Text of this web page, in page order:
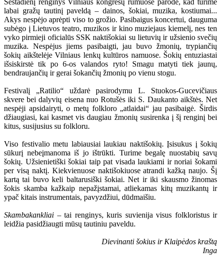
labai gražų tautinį paveldą – dainos, šokiai, muzika, kostiumai...
Akys nespėjo aprėpti viso to grožio. Pasibaigus koncertui, dauguma
subėgo į Lietuvos teatro, muzikos ir kino muziejaus kiemelį, nes ten
vyko pirmieji oficialūs SSK naktišokiai su lietuvių ir užsienio svečių
muzika. Nespėjus jiems pasibaigti, jau buvo žmonių, trypiančių
šokių aikštelėje Vilniaus lenkų kultūros namuose. Šokių entuziastai
išsiskirstė tik po 6-os valandos ryto! Smagu matyti tiek jaunų,
bendraujančių ir gerai šokančių žmonių po vienu stogu.
Festivalį „Ratilio“ uždarė pasirodymu L. Stuokos-Gucevičiaus
skvere bei dalyvių eisena nuo Rotušės iki S. Daukanto aikštės. Net
nespėji apsidairyti, o metų folkloro „atlaidai“ jau pasibaigė. Širdis
džiaugiasi, kai kasmet vis daugiau žmonių susirenka į šį renginį bei
kitus, susijusius su folkloru.
Viso festivalio metu labiausiai laukiau naktišokių. Įsisukus į šokių
sūkurį nebeįmanoma iš jo ištrūkti. Turime begalę nuostabių savų
šokių. Užsienietiški šokiai taip pat visada laukiami ir noriai šokami
per visą naktį. Kiekvienuose naktišokiuose atrandi kažką naujo. Šį
kartą tai buvo keli baltarusiški šokiai. Net ir iki skausmo žinomas
šokis skamba kažkaip nepažįstamai, atliekamas kitų muzikantų ir
ypač kitais instrumentais, pavyzdžiui, dūdmaišiu.
Skambakankliai – tai renginys, kuris suvienija visus folkloristus ir
leidžia pasidžiaugti mūsų tautiniu paveldu.
Dievinanti šokius ir Klaipėdos kraštą
Inga